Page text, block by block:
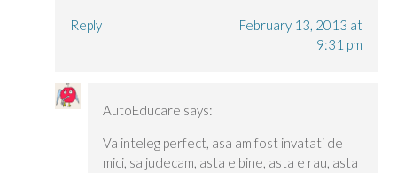
Reply
February 13, 2013 at
9:31 pm
AutoEducare says:
Va inteleg perfect, asa am fost invatati de
mici, sa judecam, asta e bine, asta e rau, asta